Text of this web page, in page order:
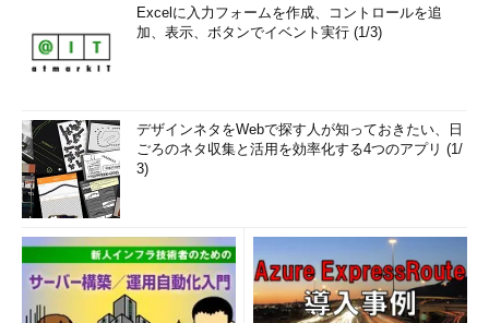
Excelに入力フォームを作成、コントロールを追
加、表示、ボタンでイベント実行 (1/3)
デザインネタをWebで探す人が知っておきたい、日
ごろのネタ収集と活用を効率化する4つのアプリ (1/
3)